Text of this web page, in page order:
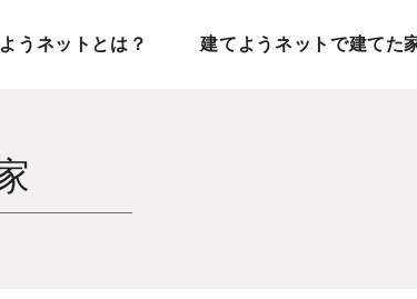
うネットとは？ 建てようネットで建てた